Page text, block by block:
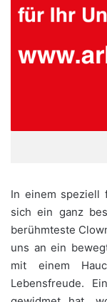
In einem speziell
sich ein ganz
berühmteste
uns an ein
mit einem
Lebensfreude.